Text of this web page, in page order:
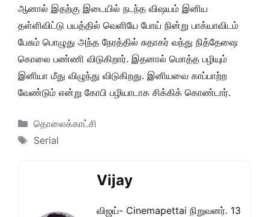
ஆனால் இதற்கு இடையில் நடந்த விஷயம் இனிய
தள்ளிவிட்டு பயத்தில் வெளியே போய் நின்று பாக்யாவிடம்
பேசும் பொழுது அந்த நேரத்தில் சுதாகர் வந்து நித்தேஷை
கொலை பண்ணி விடுகிறார். இதனால் மொத்த பழியும்
இனியா மீது விழுந்து விடுகிறது. இனியவை காப்பாற்ற
வேண்டும் என்று கோபி பழியாடாக சிக்கிக் கொண்டார்.
Categories
தொலைக்காட்சி
Tags
Serial
Vijay
விஜய்- Cinemapettai நிறுவனர். 13